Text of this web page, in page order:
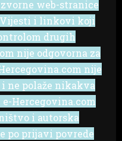
web-stranice
Vijesti i linkovi koji
drugih
nije odgovorna za
nije
ne polaže nikakva
Hercegovina.com
i autorska
po prijavi povrede